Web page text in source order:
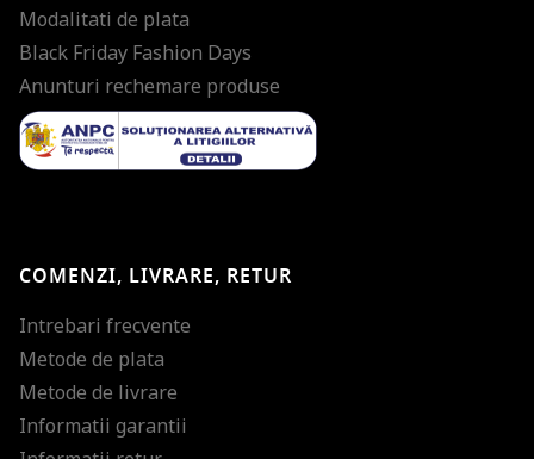
Modalitati de plata
Black Friday Fashion Days
Anunturi rechemare produse
COMENZI, LIVRARE, RETUR
Intrebari frecvente
Metode de plata
Metode de livrare
Informatii garantii